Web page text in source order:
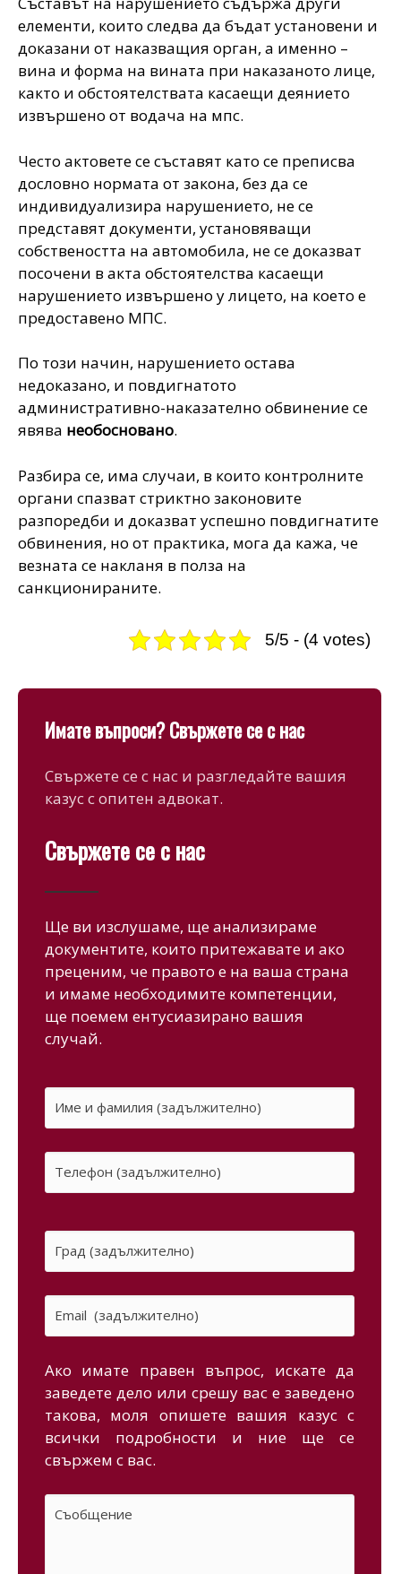
елементи, които следва да бъдат установени и
доказани от наказващия орган, а именно –
вина и форма на вината при наказаното лице,
както и обстоятелствата касаещи деянието
извършено от водача на мпс.
Често актовете се съставят като се преписва
дословно нормата от закона, без да се
индивидуализира нарушението, не се
представят документи, установяващи
собствеността на автомобила, не се доказват
посочени в акта обстоятелства касаещи
нарушението извършено у лицето, на което е
предоставено МПС.
По този начин, нарушението остава
недоказано, и повдигнатото
административно-наказателно обвинение се
явява необосновано.
Разбира се, има случаи, в които контролните
органи спазват стриктно законовите
разпоредби и доказват успешно повдигнатите
обвинения, но от практика, мога да кажа, че
везната се накланя в полза на
санкционираните.
5/5 - (4 votes)
Имате въпроси? Свържете се с нас
Свържете се с нас и разгледайте вашия
казус с опитен адвокат.
Свържете се с нас
Ще ви изслушаме, ще анализираме
документите, които притежавате и ако
преценим, че правото е на ваша страна
и имаме необходимите компетенции,
ще поемем ентусиазирано вашия
случай.
Ако имате правен въпрос, искате да
заведете дело или срешу вас е заведено
такова, моля опишете вашия казус с
всички подробности и ние ще се
свържем с вас.